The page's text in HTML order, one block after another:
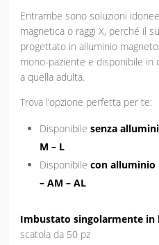
Entrambe sono soluzioni
magnetica o raggi X, perché il
progettato in alluminio
mono-paziente e disponibile in
a quella adulta.
Trova l’opzione perfetta per te:
Disponibilesenza
M – L
Disponibilecon alluminio
– AM – AL
Imbustato singolarmente in
scatola da 50 pz